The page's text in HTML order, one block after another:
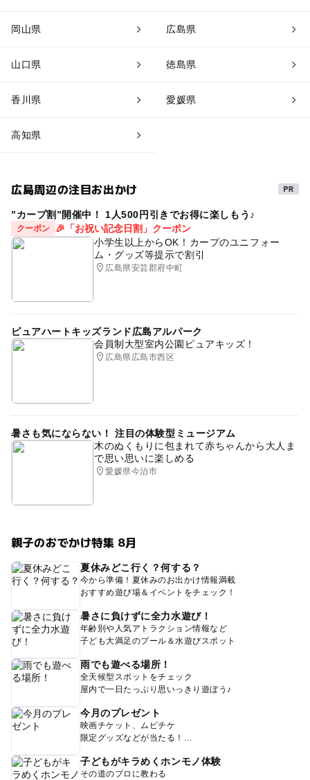
岡山県 広島県
山口県 徳島県
香川県 愛媛県
高知県
広島周辺の注目お出かけ
”カープ割”開催中！ 1人500円引きでお得に楽しもう♪
クーポン
🎉「お祝い記念日割」クーポン
小学生以上からOK！カープのユニフォー
ム・グッズ等提示で割引
広島県安芸郡府中町
ピュアハートキッズランド広島アルパーク
会員制大型室内公園ピュアキッズ！
広島県広島市西区
暑さも気にならない！ 注目の体験型ミュージアム
木のぬくもりに包まれて赤ちゃんから大人ま
で思い思いに楽しめる
愛媛県今治市
親子のおでかけ特集 8月
夏休みどこ行く？何する？
今から準備！夏休みのお出かけ情報満載
おすすめ遊び場＆イベントをチェック！
暑さに負けずに全力水遊び！
年齢別や人気アトラクション情報など
子ども大満足のプール＆水遊びスポット
雨でも遊べる場所！
全天候型スポットをチェック
屋内で一日たっぷり思いっきり遊ぼう♪
今月のプレゼント
映画チケット、ムビチケ
限定グッズなどが当たる！
子どもがキラめくホンモノ体験
その道のプロに教わる